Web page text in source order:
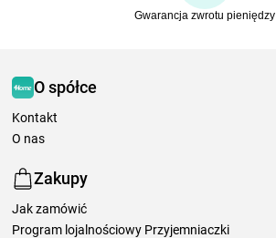
Gwarancja zwrotu pieniędzy
O spółce
Kontakt
O nas
Zakupy
Jak zamówić
Program lojalnościowy Przyjemniaczki